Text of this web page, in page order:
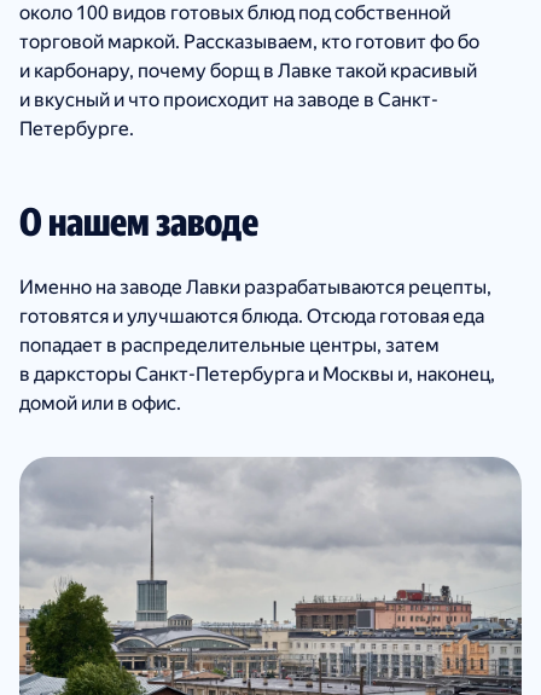
около 100 видов готовых блюд под собственной
торговой маркой. Рассказываем, кто готовит фо бо
и карбонару, почему борщ в Лавке такой красивый
и вкусный и что происходит на заводе в Санкт-
Петербурге.
О нашем заводе
Именно на заводе Лавки разрабатываются рецепты,
готовятся и улучшаются блюда. Отсюда готовая еда
попадает в распределительные центры, затем
в дарксторы Санкт-Петербурга и Москвы и, наконец,
домой или в офис.